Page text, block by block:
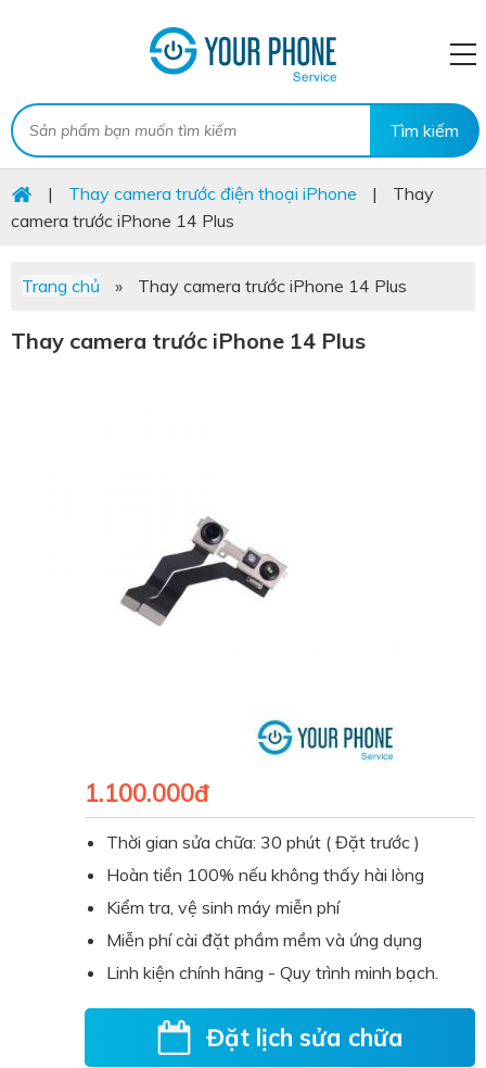
| Thay camera trước điện thoại iPhone |
Thay
camera trước iPhone 14 Plus
Trang chủ » Thay camera trước iPhone 14 Plus
Thay camera trước iPhone 14 Plus
1.100.000đ
Thời gian sửa chữa: 30 phút ( Đặt trước )
Hoàn tiền 100% nếu không thấy hài lòng
Kiểm tra, vệ sinh máy miễn phí
Miễn phí cài đặt phầm mềm và ứng dụng
Linh kiện chính hãng - Quy trình minh bạch.
Đặt lịch sửa chữa